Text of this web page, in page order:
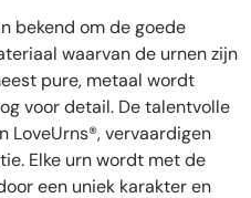
bekend om de goede
waarvan de urnen zijn
pure, metaal wordt
voor detail. De talentvolle
LoveUrns®, vervaardigen
Elke urn wordt met de
een uniek karakter en